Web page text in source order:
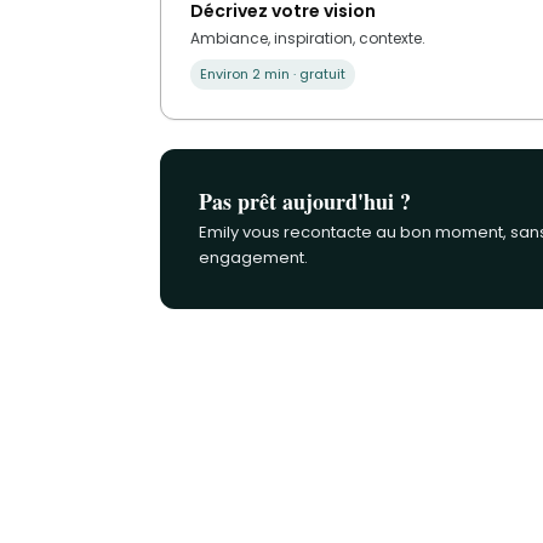
Décrivez votre vision
Ambiance, inspiration, contexte.
Environ 2 min · gratuit
Pas prêt aujourd'hui ?
Emily vous recontacte au bon moment,
engagement.